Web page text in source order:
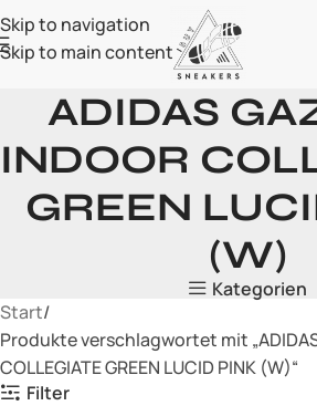
Skip to navigation
Skip to main content
ADIDAS
INDOOR
GREEN
(W)
Kategorien
Start
Produkte verschlagwortet mit „ADIDAS
COLLEGIATE GREEN LUCID PINK (W)“
Filter